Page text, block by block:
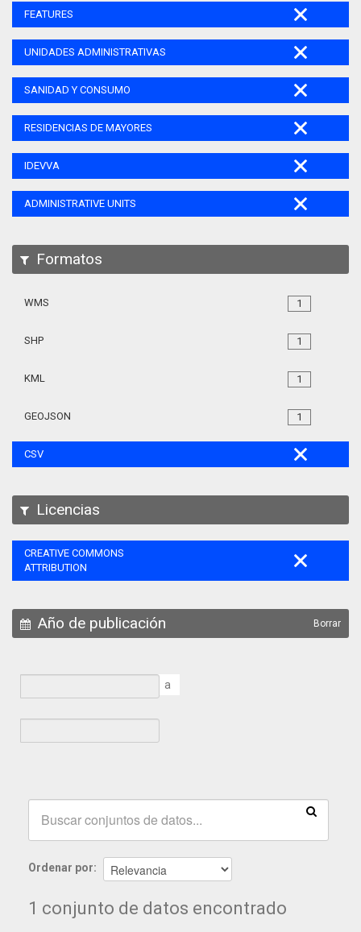
FEATURES
UNIDADES ADMINISTRATIVAS
SANIDAD Y CONSUMO
RESIDENCIAS DE MAYORES
IDEVVA
ADMINISTRATIVE UNITS
Formatos
1
WMS
1
SHP
1
KML
1
GEOJSON
CSV
Licencias
CREATIVE COMMONS
ATTRIBUTION
Año de publicación Borrar
a
Ordenar por
1 conjunto de datos encontrado